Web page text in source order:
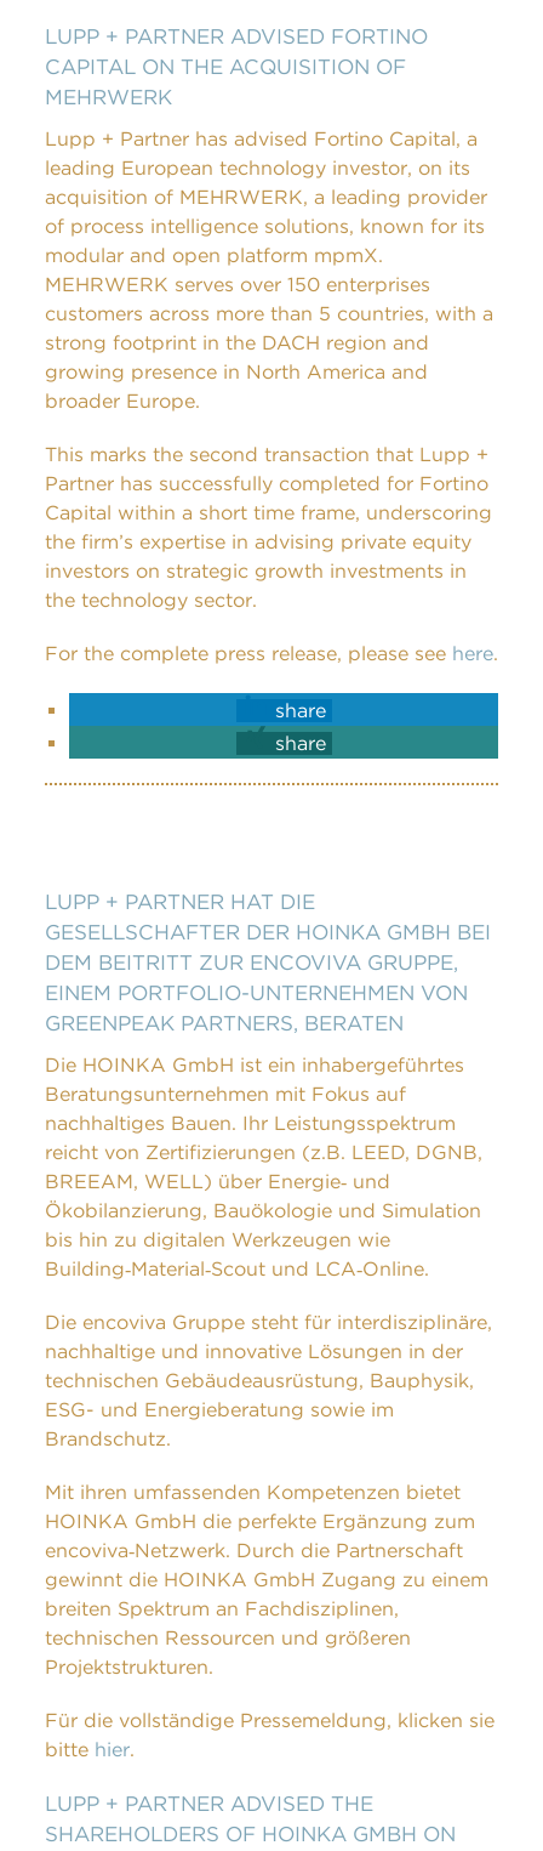
LUPP + PARTNER ADVISED FORTINO
CAPITAL ON THE ACQUISITION OF
MEHRWERK
Lupp + Partner has advised Fortino Capital, a
leading European technology investor, on its
acquisition of MEHRWERK, a leading provider
of process intelligence solutions, known for its
modular and open platform mpmX.
MEHRWERK serves over 150 enterprises
customers across more than 5 countries, with a
strong footprint in the DACH region and
growing presence in North America and
broader Europe.
This marks the second transaction that Lupp +
Partner has successfully completed for Fortino
Capital within a short time frame, underscoring
the firm’s expertise in advising private equity
investors on strategic growth investments in
the technology sector.
For the complete press release, please see here.
share
share
LUPP + PARTNER HAT DIE
GESELLSCHAFTER DER HOINKA GMBH BEI
DEM BEITRITT ZUR ENCOVIVA GRUPPE,
EINEM PORTFOLIO-UNTERNEHMEN VON
GREENPEAK PARTNERS, BERATEN
Die HOINKA GmbH ist ein inhabergeführtes
Beratungsunternehmen mit Fokus auf
nachhaltiges Bauen. Ihr Leistungsspektrum
reicht von Zertifizierungen (z.B. LEED, DGNB,
BREEAM, WELL) über Energie‑ und
Ökobilanzierung, Bauökologie und Simulation
bis hin zu digitalen Werkzeugen wie
Building‑Material‑Scout und LCA‑Online.
Die encoviva Gruppe steht für interdisziplinäre,
nachhaltige und innovative Lösungen in der
technischen Gebäudeausrüstung, Bauphysik,
ESG- und Energieberatung sowie im
Brandschutz.
Mit ihren umfassenden Kompetenzen bietet
HOINKA GmbH die perfekte Ergänzung zum
encoviva‑Netzwerk. Durch die Partnerschaft
gewinnt die HOINKA GmbH Zugang zu einem
breiten Spektrum an Fachdisziplinen,
technischen Ressourcen und größeren
Projektstrukturen.
Für die vollständige Pressemeldung, klicken sie
bitte hier.
LUPP + PARTNER ADVISED THE
SHAREHOLDERS OF HOINKA GMBH ON